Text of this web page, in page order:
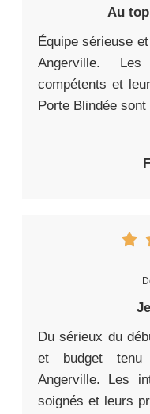
Au
Équipe sérieuse
Angerville.
compétents et
Porte Blindée
Du sérieux du
et budget
Angerville. Les
soignés et leurs